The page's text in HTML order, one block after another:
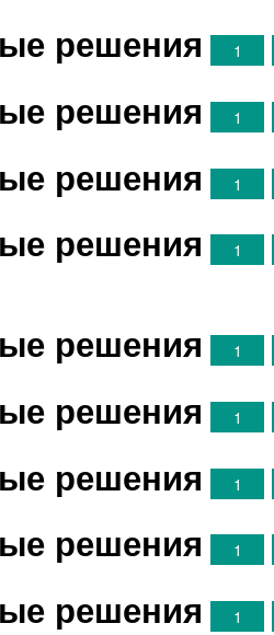
решения 1
решения 1
решения 1
решения 1
решения 1
решения 1
решения 1
решения 1
решения 1